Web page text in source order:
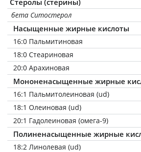
бета Ситостерол
Насыщенные жирные кислоты
16:0 Пальмитиновая
18:0 Стеариновая
20:0 Арахиновая
Мононенасыщенные жирные
16:1 Пальмитолеиновая (ud)
18:1 Олеиновая (ud)
20:1 Гадолеиновая (омега-9)
Полиненасыщенные жирные
18:2 Линолевая (ud)